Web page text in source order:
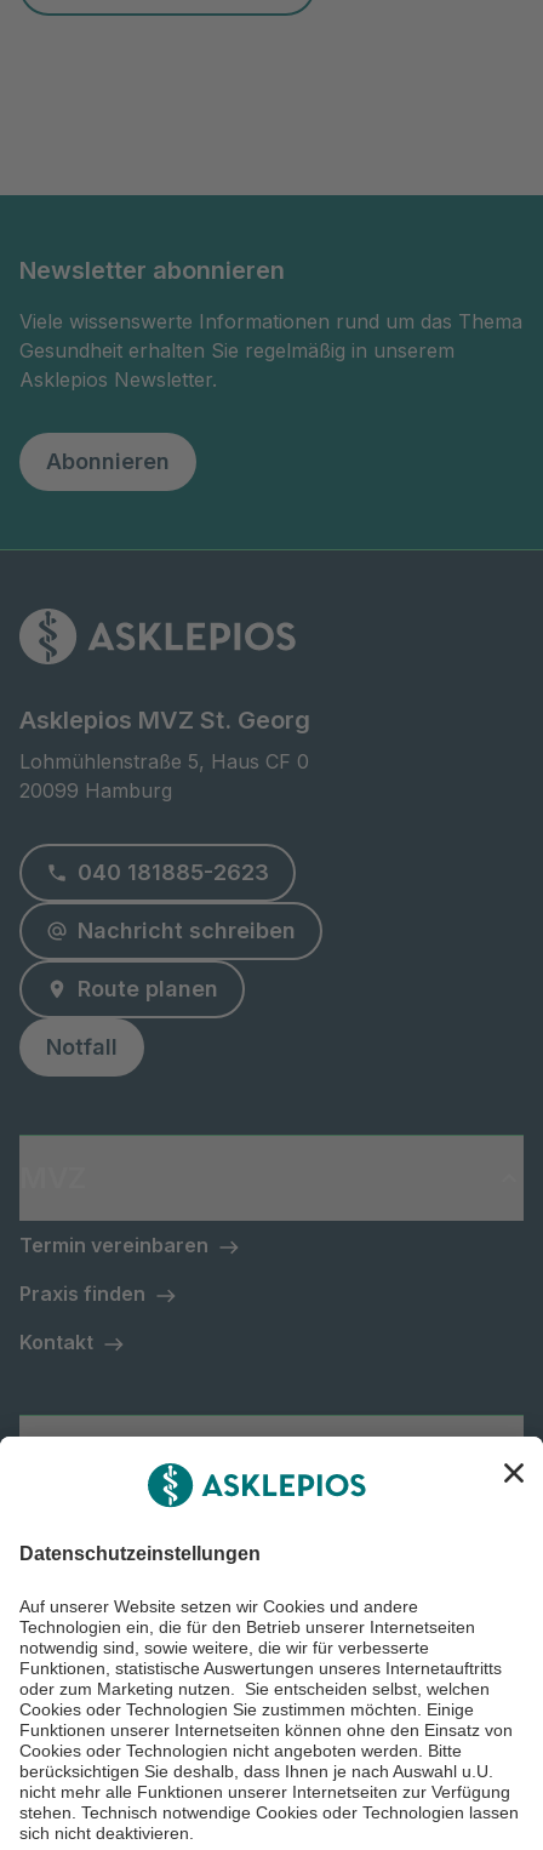
Newsletter abonnieren
Viele wissenswerte Informationen rund um das Thema
Gesundheit erhalten Sie regelmäßig in unserem
Asklepios Newsletter.
Abonnieren
Asklepios MVZ St. Georg
Lohmühlenstraße 5, Haus CF 0
20099 Hamburg
040 181885-2623
Nachricht schreiben
Route planen
Notfall
Termin vereinbaren
Praxis finden
Kontakt
Impressum